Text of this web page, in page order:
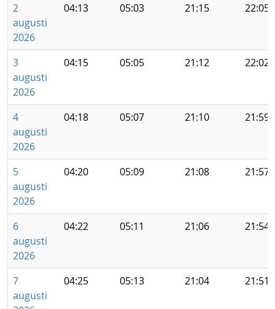
2
augusti
2026
04:13 05:03 21:15 22:05
3
augusti
2026
04:15 05:05 21:12 22:02
4
augusti
2026
04:18 05:07 21:10 21:59
5
augusti
2026
04:20 05:09 21:08 21:57
6
augusti
2026
04:22 05:11 21:06 21:54
7
augusti
04:25 05:13 21:04 21:51